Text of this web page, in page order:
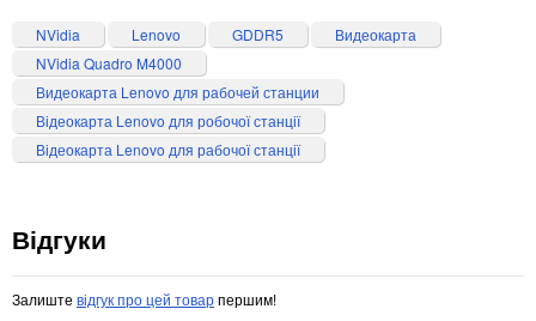
NVidia Lenovo GDDR5
Видеокарта
NVidia Quadro M4000
Видеокарта Lenovo для рабочей станции
Відеокарта Lenovo для робочої станції
Відеокарта Lenovo для рабочої станції
Відгуки
Залиште відгук про цей товарпершим!